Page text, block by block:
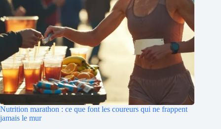
Nutrition marathon : ce que font les coureurs qui ne frappent
jamais le mur